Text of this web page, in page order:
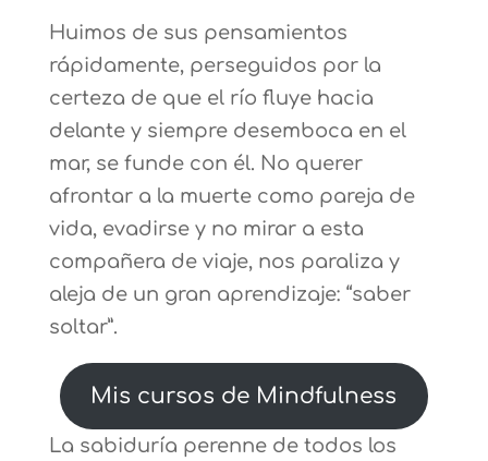
Huimos de sus pensamientos
rápidamente, perseguidos por la
certeza de que el río fluye hacia
delante y siempre desemboca en el
mar, se funde con él. No querer
afrontar a la muerte como pareja de
vida, evadirse y no mirar a esta
compañera de viaje, nos paraliza y
aleja de un gran aprendizaje: “saber
soltar”.
Mis cursos de Mindfulness
La sabiduría perenne de todos los